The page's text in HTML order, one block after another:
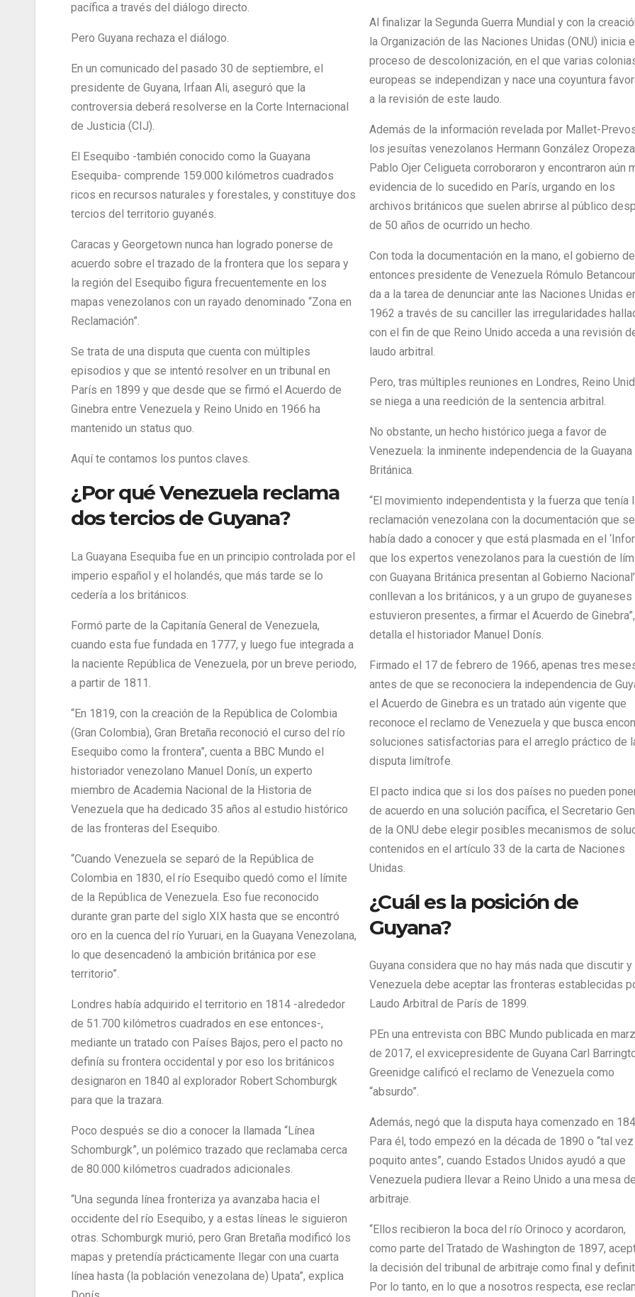
pacífica a través del diálogo directo.
Pero Guyana rechaza el diálogo.
En un comunicado del pasado 30 de septiembre, el
presidente de Guyana, Irfaan Ali, aseguró que la
controversia deberá resolverse en la Corte Internacional
de Justicia (CIJ).
El Esequibo -también conocido como la Guayana
Esequiba- comprende 159.000 kilómetros cuadrados
ricos en recursos naturales y forestales, y constituye dos
tercios del territorio guyanés.
Caracas y Georgetown nunca han logrado ponerse de
acuerdo sobre el trazado de la frontera que los separa y
la región del Esequibo figura frecuentemente en los
mapas venezolanos con un rayado denominado “Zona en
Reclamación”.
Se trata de una disputa que cuenta con múltiples
episodios y que se intentó resolver en un tribunal en
París en 1899 y que desde que se firmó el Acuerdo de
Ginebra entre Venezuela y Reino Unido en 1966 ha
mantenido un status quo.
Aquí te contamos los puntos claves.
¿Por qué Venezuela reclama
dos tercios de Guyana?
La Guayana Esequiba fue en un principio controlada por el
imperio español y el holandés, que más tarde se lo
cedería a los británicos.
Formó parte de la Capitanía General de Venezuela,
cuando esta fue fundada en 1777, y luego fue integrada a
la naciente República de Venezuela, por un breve periodo,
a partir de 1811.
“En 1819, con la creación de la República de Colombia
(Gran Colombia), Gran Bretaña reconoció el curso del río
Esequibo como la frontera”, cuenta a BBC Mundo el
historiador venezolano Manuel Donís, un experto
miembro de Academia Nacional de la Historia de
Venezuela que ha dedicado 35 años al estudio histórico
de las fronteras del Esequibo.
“Cuando Venezuela se separó de la República de
Colombia en 1830, el río Esequibo quedó como el límite
de la República de Venezuela. Eso fue reconocido
durante gran parte del siglo XIX hasta que se encontró
oro en la cuenca del río Yuruari, en la Guayana Venezolana,
lo que desencadenó la ambición británica por ese
territorio”.
Londres había adquirido el territorio en 1814 -alrededor
de 51.700 kilómetros cuadrados en ese entonces-,
mediante un tratado con Países Bajos, pero el pacto no
definía su frontera occidental y por eso los británicos
designaron en 1840 al explorador Robert Schomburgk
para que la trazara.
Poco después se dio a conocer la llamada “Línea
Schomburgk”, un polémico trazado que reclamaba cerca
de 80.000 kilómetros cuadrados adicionales.
“Una segunda línea fronteriza ya avanzaba hacia el
occidente del río Esequibo, y a estas líneas le siguieron
otras. Schomburgk murió, pero Gran Bretaña modificó los
mapas y pretendía prácticamente llegar con una cuarta
línea hasta (la población venezolana de) Upata”, explica
Al finalizar la Segunda Guerra Mundial y con la
la Organización de las Naciones Unidas (ONU) inicia
proceso de descolonización, en el que varias
europeas se independizan y nace una coyuntura
a la revisión de este laudo.
Además de la información revelada por Mallet-
los jesuítas venezolanos Hermann González
Pablo Ojer Celigueta corroboraron y encontraron aún
evidencia de lo sucedido en París, urgando en los
archivos británicos que suelen abrirse al público
de 50 años de ocurrido un hecho.
Con toda la documentación en la mano, el gobierno
entonces presidente de Venezuela Rómulo
da a la tarea de denunciar ante las Naciones Unidas
1962 a través de su canciller las irregularidades
con el fin de que Reino Unido acceda a una revisión
laudo arbitral.
Pero, tras múltiples reuniones en Londres, Reino
se niega a una reedición de la sentencia arbitral.
No obstante, un hecho histórico juega a favor de
Venezuela: la inminente independencia de la Guayana
Británica.
“El movimiento independentista y la fuerza que tenía
reclamación venezolana con la documentación que se
había dado a conocer y que está plasmada en el
que los expertos venezolanos para la cuestión de
con Guayana Británica presentan al Gobierno
conllevan a los británicos, y a un grupo de guyaneses
estuvieron presentes, a firmar el Acuerdo de Ginebra”,
detalla el historiador Manuel Donís.
Firmado el 17 de febrero de 1966, apenas tres
antes de que se reconociera la independencia de
el Acuerdo de Ginebra es un tratado aún vigente que
reconoce el reclamo de Venezuela y que busca
soluciones satisfactorias para el arreglo práctico de
disputa limítrofe.
El pacto indica que si los dos países no pueden
de acuerdo en una solución pacífica, el Secretario
de la ONU debe elegir posibles mecanismos de
contenidos en el artículo 33 de la carta de Naciones
Unidas.
¿Cuál es la posición de
Guyana?
Guyana considera que no hay más nada que discutir y
Venezuela debe aceptar las fronteras establecidas
Laudo Arbitral de París de 1899.
PEn una entrevista con BBC Mundo publicada en
de 2017, el exvicepresidente de Guyana Carl
Greenidge calificó el reclamo de Venezuela como
“absurdo”.
Además, negó que la disputa haya comenzado en
Para él, todo empezó en la década de 1890 o “tal vez
poquito antes”, cuando Estados Unidos ayudó a que
Venezuela pudiera llevar a Reino Unido a una mesa de
arbitraje.
“Ellos recibieron la boca del río Orinoco y acordaron,
como parte del Tratado de Washington de 1897,
la decisión del tribunal de arbitraje como final y
Por lo tanto, en lo que a nosotros respecta, ese